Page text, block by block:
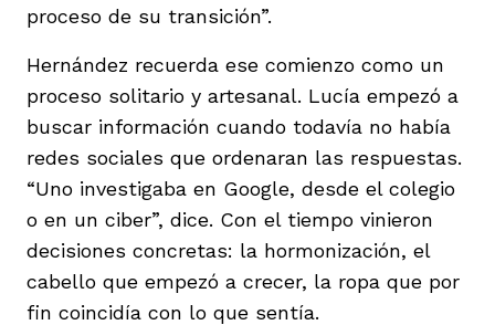
proceso de su transición”.
Hernández recuerda ese comienzo como un
proceso solitario y artesanal. Lucía empezó a
buscar información cuando todavía no había
redes sociales que ordenaran las respuestas.
“Uno investigaba en Google, desde el colegio
o en un ciber”, dice. Con el tiempo vinieron
decisiones concretas: la hormonización, el
cabello que empezó a crecer, la ropa que por
fin coincidía con lo que sentía.